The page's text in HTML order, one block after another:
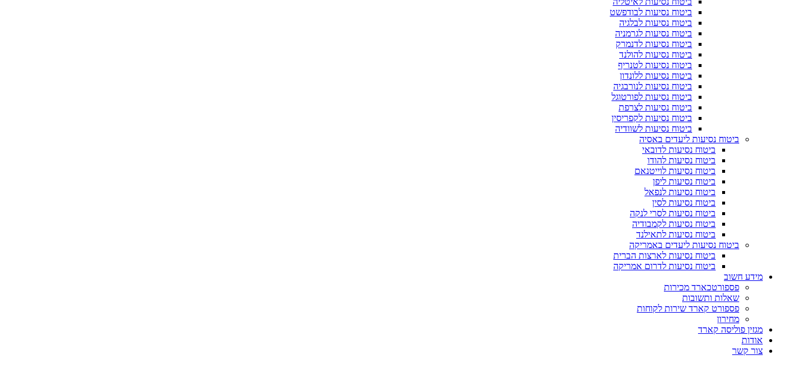
ביטוח נסיעות לבודפשט
ביטוח נסיעות לבלגיה
ביטוח נסיעות לגרמניה
ביטוח נסיעות לדנמרק
ביטוח נסיעות להולנד
ביטוח נסיעות לטנריף
ביטוח נסיעות ללונדון
ביטוח נסיעות לנורבגיה
ביטוח נסיעות לפורטוגל
ביטוח נסיעות לצרפת
ביטוח נסיעות לקפריסין
ביטוח נסיעות לשוודיה
ביטוח נסיעות ליעדים באסיה
ביטוח נסיעות לדובאי
ביטוח נסיעות להודו
ביטוח נסיעות לוייטנאם
ביטוח נסיעות ליפן
ביטוח נסיעות לנפאל
ביטוח נסיעות לסין
ביטוח נסיעות לסרי לנקה
ביטוח נסיעות לקמבודיה
ביטוח נסיעות לתאילנד
ביטוח נסיעות ליעדים באמריקה
ביטוח נסיעות לארצות הברית
ביטוח נסיעות לדרום אמריקה
מידע חשוב
פספורטכארד מכירות
שאלות ותשובות
פספורט קארד שירות לקוחות
מחירון
מגזין פוליסה קארד
אודות
צור קשר